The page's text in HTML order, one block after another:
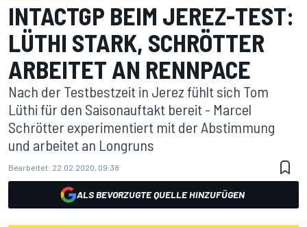
INTACTGP BEIM JEREZ-TEST:
LÜTHI STARK, SCHRÖTTER
ARBEITET AN RENNPACE
Nach der Testbestzeit in Jerez fühlt sich Tom
Lüthi für den Saisonauftakt bereit - Marcel
Schrötter experimentiert mit der Abstimmung
und arbeitet an Longruns
Bearbeitet: 22.02.2020, 09:38
ALS BEVORZUGTE QUELLE HINZUFÜGEN